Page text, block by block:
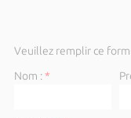
Veuillez remplir ce
Nom :*